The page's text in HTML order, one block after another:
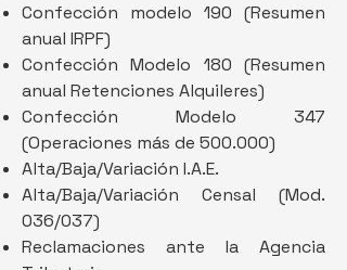
Confección modelo 190 (Resumen
anual IRPF)
Confección Modelo 180 (Resumen
anual Retenciones Alquileres)
Confección Modelo 347
(Operaciones más de 500.000)
Alta/Baja/Variación I.A.E.
Alta/Baja/Variación Censal (Mod.
036/037)
Reclamaciones ante la Agencia